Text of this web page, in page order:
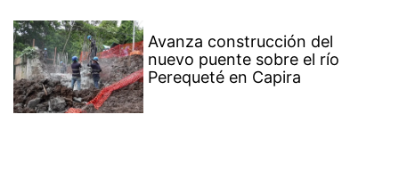
Avanza construcción del
nuevo puente sobre el río
Perequeté en Capira